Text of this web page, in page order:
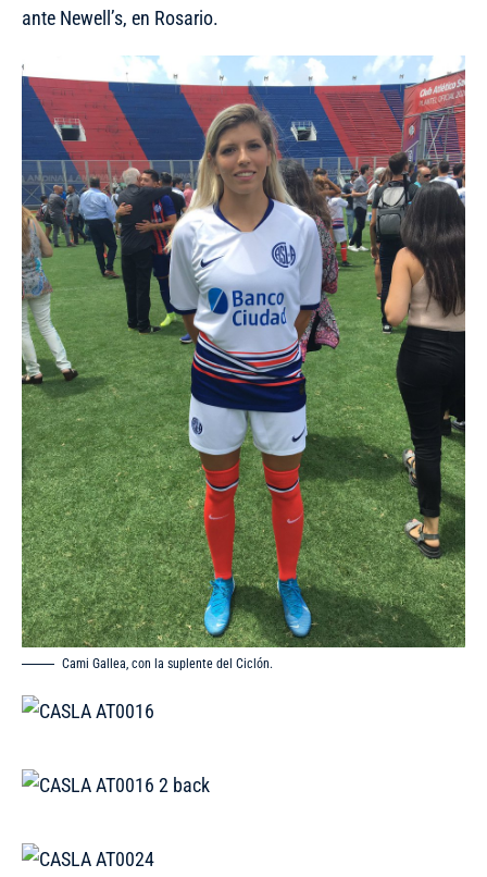
ante Newell’s, en Rosario.
Cami Gallea, con la suplente del Ciclón.